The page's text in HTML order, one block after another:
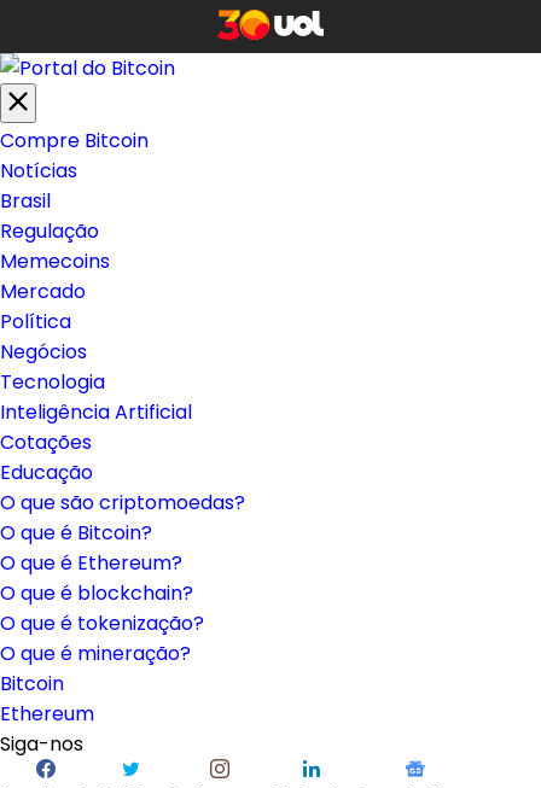
Compre Bitcoin
Notícias
Brasil
Regulação
Memecoins
Mercado
Política
Negócios
Tecnologia
Inteligência Artificial
Cotações
Educação
O que são criptomoedas?
O que é Bitcoin?
O que é Ethereum?
O que é blockchain?
O que é tokenização?
O que é mineração?
Bitcoin
Ethereum
Siga-nos